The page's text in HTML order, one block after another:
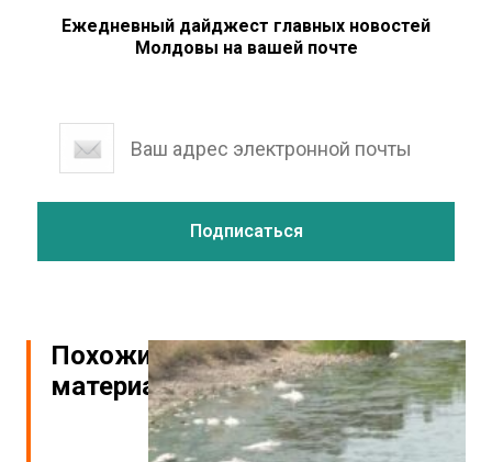
Ежедневный дайджест главных новостей
Молдовы на вашей почте
Похожие
материалы